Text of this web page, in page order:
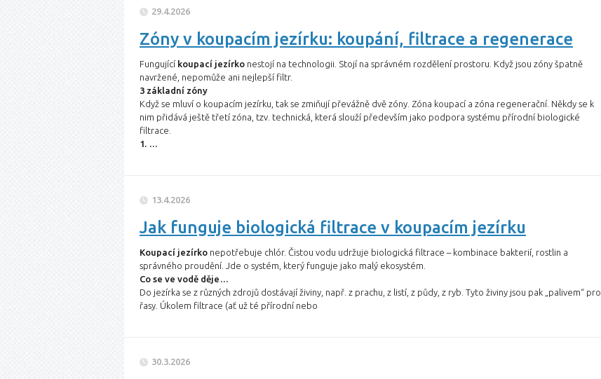
29.4.2026
Zóny v koupacím jezírku: koupání, filtrace a regenerace
Fungující koupací jezírko nestojí na technologii. Stojí na správném rozdělení prostoru. Když jsou zóny špatně
navržené, nepomůže ani nejlepší filtr.
3 základní zóny
Když se mluví o koupacím jezírku, tak se zmiňují převážně dvě zóny. Zóna koupací a zóna regenerační. Někdy se k
nim přidává ještě třetí zóna, tzv. technická, která slouží především jako podpora systému přírodní biologické
filtrace.
1. …
13.4.2026
Jak funguje biologická filtrace v koupacím jezírku
Koupací jezírko nepotřebuje chlór. Čistou vodu udržuje biologická filtrace – kombinace bakterií, rostlin a
správného proudění. Jde o systém, který funguje jako malý ekosystém.
Co se ve vodě děje…
Do jezírka se z různých zdrojů dostávají živiny, např. z prachu, z listí, z půdy, z ryb. Tyto živiny jsou pak „palivem“ pro
řasy. Úkolem filtrace (ať už té přírodní nebo
30.3.2026